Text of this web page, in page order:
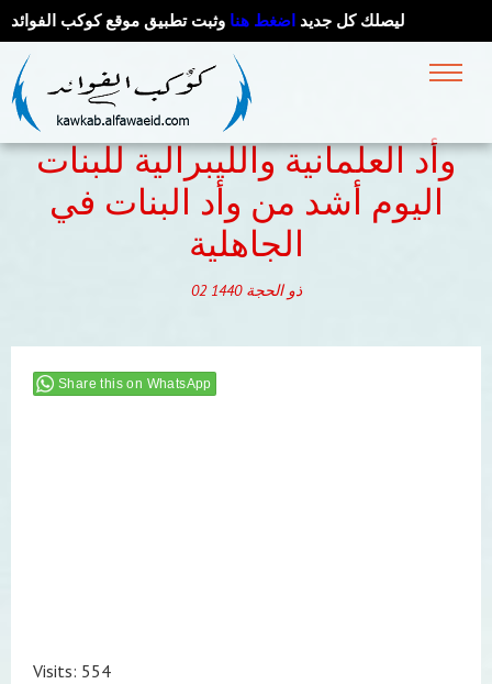
ليصلك كل جديد اضغط هنا وثبت تطبيق موقع كوكب الفوائد
وأد العلمانية والليبرالية للبنات
اليوم أشد من وأد البنات في
الجاهلية
02 ذو الحجة 1440
Share this on WhatsApp
Visits: 554